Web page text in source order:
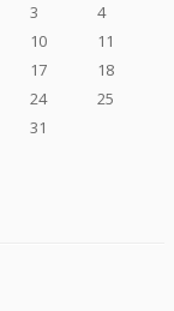
3
4
10
11
17
18
24
25
31